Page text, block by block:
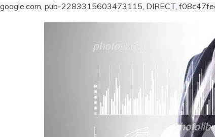
google.com, pub-2283315603473115, DIRECT,